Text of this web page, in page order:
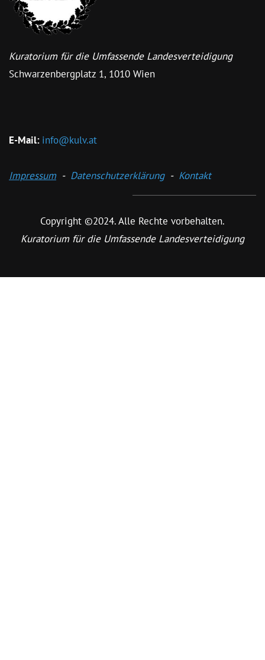
Kuratorium für die Umfassende Landesverteidigung
Schwarzenbergplatz 1, 1010 Wien
E-Mail: info@kulv.at
Impressum- Datenschutzerklärung- Kontakt
Copyright ©2024. Alle Rechte vorbehalten.
Kuratorium für die Umfassende Landesverteidigung